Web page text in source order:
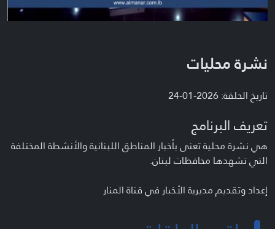
نشرة محليات
تاريخ الحلقة: 2026-01-24
تعريف البرنامج
هي نشرة محلية تعنى بأخبار المناطق اللبنانية والأنشطة المختلفة
التي تشهدها محافظات لبنان.
إعداد وتقديم مديرية الأخبار في قناة المنار